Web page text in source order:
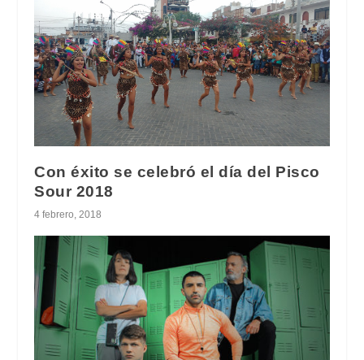
Con éxito se celebró el día del Pisco
Sour 2018
4 febrero, 2018